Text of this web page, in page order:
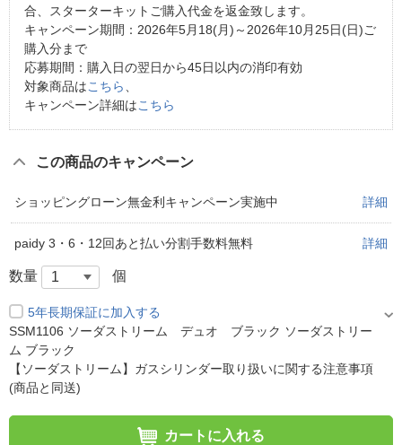
合、スターターキットご購入代金を返金致します。
キャンペーン期間：2026年5月18(月)～2026年10月25日(日)ご
購入分まで
応募期間：購入日の翌日から45日以内の消印有効
対象商品はこちら
キャンペーン詳細はこちら
この商品のキャンペーン
ショッピングローン無金利キャンペーン実施中 詳細
paidy 3・6・12回あと払い分割手数料無料 詳細
数量 個
5年長期保証に加入する
SSM1106 ソーダストリーム デュオ ブラック ソーダストリー
ム ブラック
【ソーダストリーム】ガスシリンダー取り扱いに関する注意事項
(商品と同送)
カートに入れる